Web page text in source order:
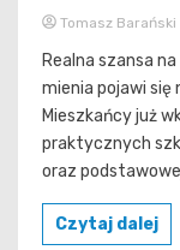
Tomasz Barański
Realna szansa
mienia pojawi się
Mieszkańcy już
praktycznych
oraz
Czytaj dalej